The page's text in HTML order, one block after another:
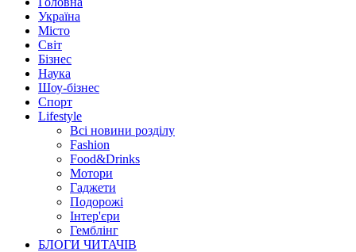
Україна
Місто
Світ
Бізнес
Наука
Шоу-бізнес
Спорт
Lifestyle
Всі новини розділу
Fashion
Food&Drinks
Мотори
Гаджети
Подорожі
Інтер'єри
Гемблінг
БЛОГИ ЧИТАЧІВ